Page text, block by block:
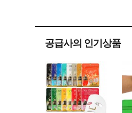
공급사의 인기상품